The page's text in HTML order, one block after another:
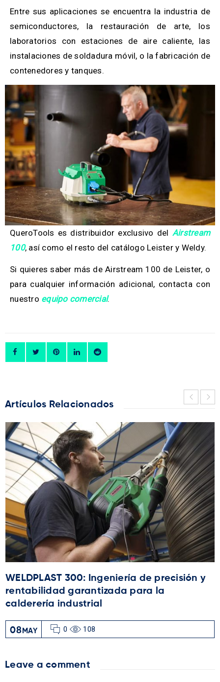
Entre sus aplicaciones se encuentra la industria de
semiconductores, la restauración de arte, los
laboratorios con estaciones de aire caliente, las
instalaciones de soldadura móvil, o la fabricación de
contenedores y tanques.
QueroTools es distribuidor exclusivo del Airstream
100, así como el resto del catálogo Leister y Weldy.
Si quieres saber más de Airstream 100 de Leister, o
para cualquier información adicional, contacta con
nuestro equipo comercial.
Artículos Relacionados
WELDPLAST 300: Ingeniería de precisión y
rentabilidad garantizada para la
calderería industrial
08 MAY 0 108
Leave a comment